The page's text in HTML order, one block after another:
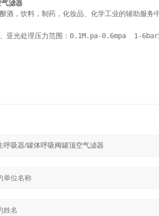
滤器
酒，饮料，制药，化妆品、化学工业的辅助服
、亚光处理压力范围：0.1M.pa-0.6mpa  1-